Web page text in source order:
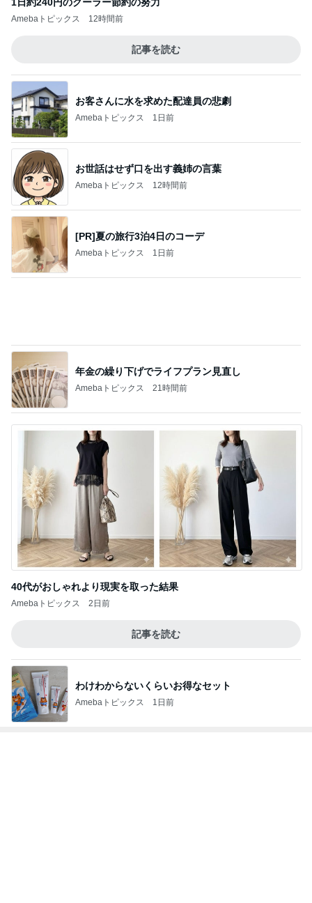
Amebaトピックス 1日前
年金の繰り下げでライフプラン見直し
Amebaトピックス 21時間前
40代がおしゃれより現実を取った結果
Amebaトピックス
記事を読む
わけわからないくらいお得なセット
Amebaトピックス 1日前